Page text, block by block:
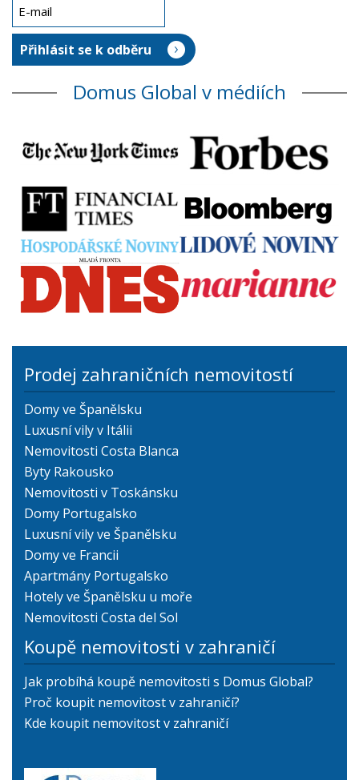
Domus Global v médiích
Prodej zahraničních nemovitostí
Domy ve Španělsku
Luxusní vily v Itálii
Nemovitosti Costa Blanca
Byty Rakousko
Nemovitosti v Toskánsku
Domy Portugalsko
Luxusní vily ve Španělsku
Domy ve Francii
Apartmány Portugalsko
Hotely ve Španělsku u moře
Nemovitosti Costa del Sol
Koupě nemovitosti v zahraničí
Jak probíhá koupě nemovitosti s Domus Global?
Proč koupit nemovitost v zahraničí?
Kde koupit nemovitost v zahraničí